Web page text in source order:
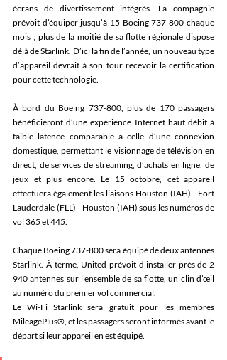
écrans de divertissement intégrés. La compagnie
prévoit d’équiper jusqu’à 15 Boeing 737-800 chaque
mois ; plus de la moitié de sa flotte régionale dispose
déjà de Starlink. D’ici la fin de l’année, un nouveau type
d’appareil devrait à son tour recevoir la certification
pour cette technologie.
À bord du Boeing 737-800, plus de 170 passagers
bénéficieront d’une expérience Internet haut débit à
faible latence comparable à celle d’une connexion
domestique, permettant le visionnage de télévision en
direct, de services de streaming, d’achats en ligne, de
jeux et plus encore. Le 15 octobre, cet appareil
effectuera également les liaisons Houston (IAH) - Fort
Lauderdale (FLL) - Houston (IAH) sous les numéros de
vol 365 et 445.
Chaque Boeing 737-800 sera équipé de deux antennes
Starlink. À terme, United prévoit d’installer près de 2
940 antennes sur l’ensemble de sa flotte, un clin d’œil
au numéro du premier vol commercial.
Le Wi-Fi Starlink sera gratuit pour les membres
MileagePlus®, et les passagers seront informés avant le
départ si leur appareil en est équipé.